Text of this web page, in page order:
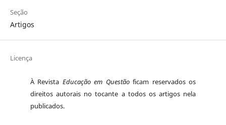
Seção
Artigos
Licença
À Revista Educação em Questãoficam reservados os
direitos autorais no tocante a todos os artigos nela
publicados.